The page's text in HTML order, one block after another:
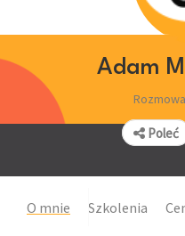
Adam
Poleć
O mnie Szkolenia